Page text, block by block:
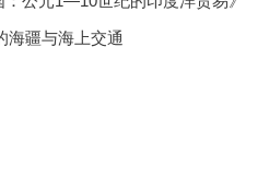
疆与海上交通